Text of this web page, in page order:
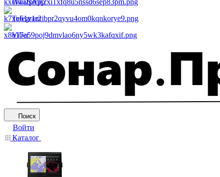
WhatsApp
Telegram
Viber
Поиск
Войти
Каталог